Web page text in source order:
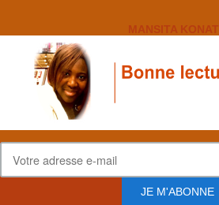
MANSITA
JE M'ABONNE